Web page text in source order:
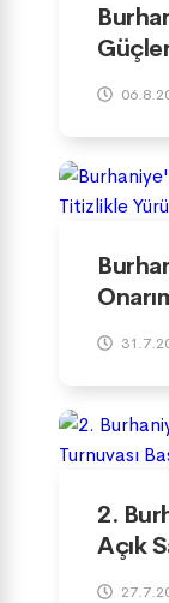
2.
Açık